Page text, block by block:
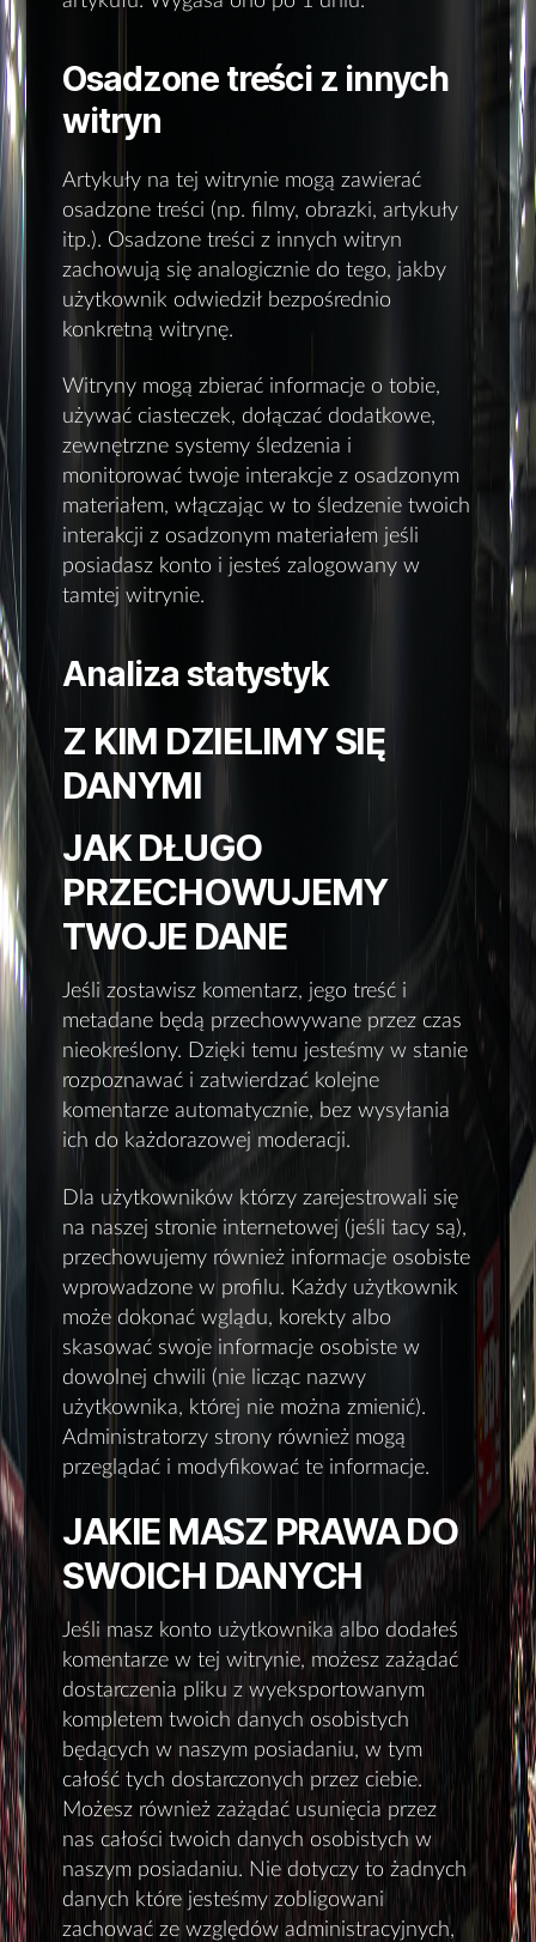
Osadzone treści z innych
witryn
Artykuły na tej witrynie mogą zawierać
osadzone treści (np. filmy, obrazki, artykuły
itp.). Osadzone treści z innych witryn
zachowują się analogicznie do tego, jakby
użytkownik odwiedził bezpośrednio
konkretną witrynę.
Witryny mogą zbierać informacje o tobie,
używać ciasteczek, dołączać dodatkowe,
zewnętrzne systemy śledzenia i
monitorować twoje interakcje z osadzonym
materiałem, włączając w to śledzenie twoich
interakcji z osadzonym materiałem jeśli
posiadasz konto i jesteś zalogowany w
tamtej witrynie.
Analiza statystyk
Z KIM DZIELIMY SIĘ
DANYMI
JAK DŁUGO
PRZECHOWUJEMY
TWOJE DANE
Jeśli zostawisz komentarz, jego treść i
metadane będą przechowywane przez czas
nieokreślony. Dzięki temu jesteśmy w stanie
rozpoznawać i zatwierdzać kolejne
komentarze automatycznie, bez wysyłania
ich do każdorazowej moderacji.
Dla użytkowników którzy zarejestrowali się
na naszej stronie internetowej (jeśli tacy są),
przechowujemy również informacje osobiste
wprowadzone w profilu. Każdy użytkownik
może dokonać wglądu, korekty albo
skasować swoje informacje osobiste w
dowolnej chwili (nie licząc nazwy
użytkownika, której nie można zmienić).
Administratorzy strony również mogą
przeglądać i modyfikować te informacje.
JAKIE MASZ PRAWA DO
SWOICH DANYCH
Jeśli masz konto użytkownika albo dodałeś
komentarze w tej witrynie, możesz zażądać
dostarczenia pliku z wyeksportowanym
kompletem twoich danych osobistych
będących w naszym posiadaniu, w tym
całość tych dostarczonych przez ciebie.
Możesz również zażądać usunięcia przez
nas całości twoich danych osobistych w
naszym posiadaniu. Nie dotyczy to żadnych
danych które jesteśmy zobligowani
zachować ze względów administracyjnych,